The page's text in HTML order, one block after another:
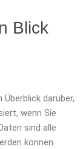
Blick
darüber,
wenn Sie
sind alle
können.